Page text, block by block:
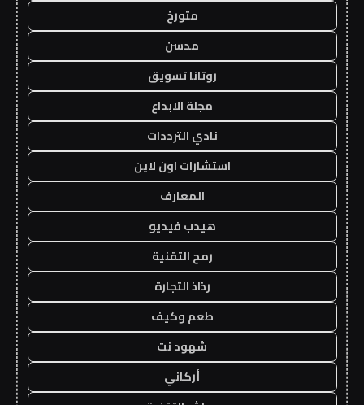
متورخ
مدسن
روتانا تسويق
مجلة الابداع
نادي الترددات
استشارات اون لاين
المعارف
هيدب فيديو
رمح التقنية
رذاذ التجارة
طعم وكيف
شهود نت
أركاني